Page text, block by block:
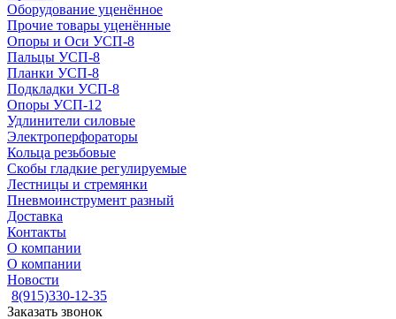
Оборудование уценённое
Прочие товары уценённые
Опоры и Оси УСП-8
Пальцы УСП-8
Планки УСП-8
Подкладки УСП-8
Опоры УСП-12
Удлинители силовые
Электроперфораторы
Кольца резьбовые
Скобы гладкие регулируемые
Лестницы и стремянки
Пневмоинструмент разный
Доставка
Контакты
О компании
О компании
Новости
8(915)330-12-35
Заказать звонок